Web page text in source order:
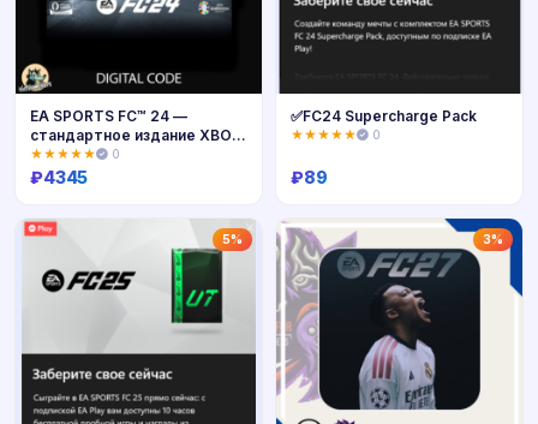
EA SPORTS FC™ 24 —
стандартное издание XBOX
[ Ключ 🔑 ]
★★★★★ 0
₽4345
✅FC24 Supercharge Pack
★★★★★ 0
₽89
5% 3%